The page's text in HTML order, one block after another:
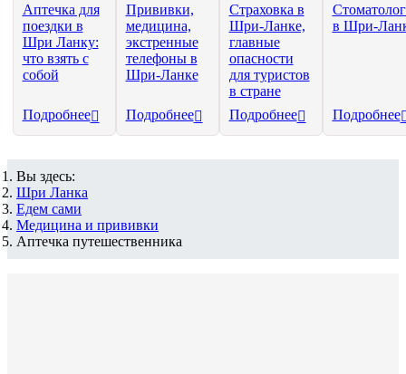
Аптечка для
поездки в
Шри Ланку:
что взять с
собой
Подробнее
Прививки,
медицина,
экстренные
телефоны в
Шри-Ланке
Подробнее
Страховка в
Шри-Ланке,
главные
опасности
для туристов
в стране
Подробнее
в Шри-
Подробнее
Вы здесь:
Шри Ланка
Едем сами
Медицина и прививки
Аптечка путешественника